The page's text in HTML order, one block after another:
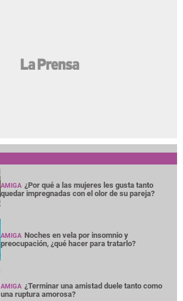
AMIGA ¿Por qué a las mujeres les gusta tanto
quedar impregnadas con el olor de su pareja?
AMIGA Noches en vela por insomnio y
preocupación, ¿qué hacer para tratarlo?
AMIGA ¿Terminar una amistad duele tanto como
una ruptura amorosa?